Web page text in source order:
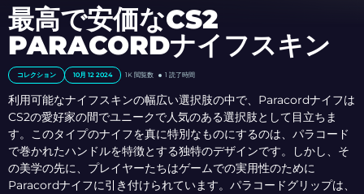
最高で安価なCS2
PARACORDナイフスキン
コレクション 10月 12 2024 1K 閲覧数 1 読了時間
利用可能なナイフスキンの幅広い選択肢の中で、Paracordナイフは
CS2の愛好家の間でユニークで人気のある選択肢として目立ちま
す。このタイプのナイフを真に特別なものにするのは、パラコード
で巻かれたハンドルを特徴とする独特のデザインです。しかし、そ
の美学の先に、プレイヤーたちはゲームでの実用性のために
Paracordナイフに引き付けられています。パラコードグリップは、